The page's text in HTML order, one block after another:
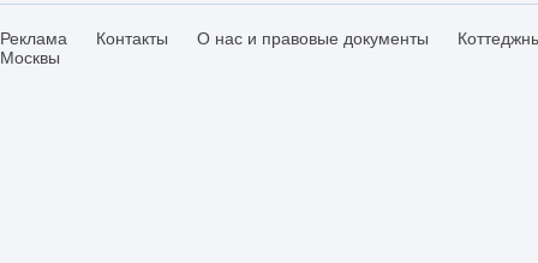
Реклама Контакты О нас и правовые документы
Москвы